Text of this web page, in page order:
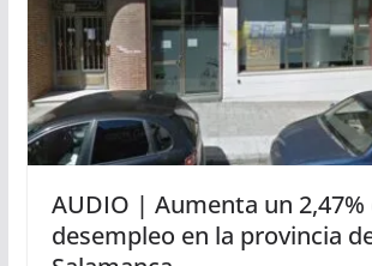
AUDIO | Aumenta un 2,47%
desempleo en la provincia